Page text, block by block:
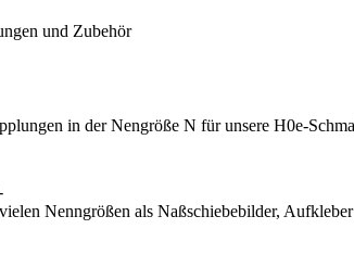
und Zubehör
in der Nengröße N für unsere H0e-
Nenngrößen als Naßschiebebilder,